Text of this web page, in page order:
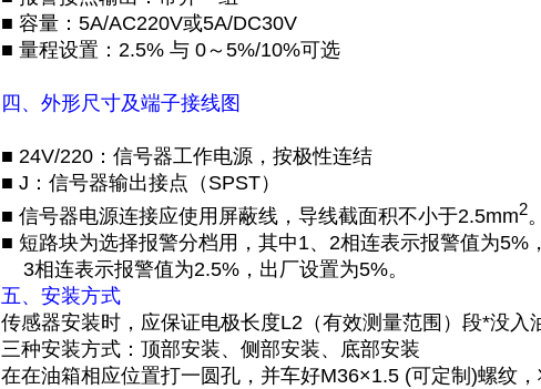
■ 容量：5A/AC220V或5A/DC30V
■ 量程设置：2.5% 与 0～5%/10%可选
四、外形尺寸及端子接线图
■ 24V/220：信号器工作电源，按极性连结
■ J：信号器输出接点（SPST）
■ 信号器电源连接应使用屏蔽线，导线截面积不小于2.5mm2。
■ 短路块为选择报警分档用，其中1、2相连表示报警值为5%
3相连表示报警值为2.5%，出厂设置为5%。
五、安装方式
传感器安装时，应保证电极长度L2（有效测量范围）段*没入
三种安装方式：顶部安装、侧部安装、底部安装
在在油箱相应位置打一圆孔，并车好M36×1.5 (可定制)螺纹